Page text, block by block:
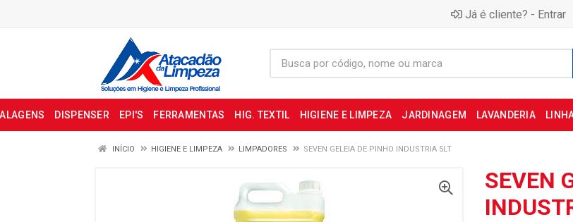
Já é cliente? - Entrar
DISPENSER EPI'S FERRAMENTAS HIG. TEXTIL HIGIENE E LIMPEZA JARDINAGEM LAVANDERIA
INÍCIO HIGIENE E LIMPEZA LIMPADORES SEVEN GELEIA DE PINHO INDUSTRIA 5LT
SEVEN